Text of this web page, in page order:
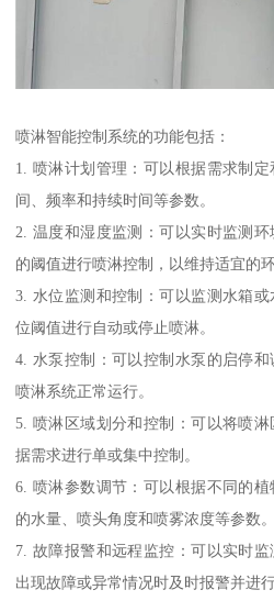
喷淋智能控制系统的功能包括：
1. 喷淋计划管理：可以根据需求制
间、频率和持续时间等参数。
2. 温度和湿度监测：可以实时监测
的阈值进行喷淋控制，以维持适宜的环
3. 水位监测和控制：可以监测水箱
位阈值进行自动或停止喷淋。
4. 水泵控制：可以控制水泵的启停
喷淋系统正常运行。
5. 喷淋区域划分和控制：可以将喷
据需求进行单或集中控制。
6. 喷淋参数调节：可以根据不同的
的水量、喷头角度和喷雾浓度等参数。
7. 故障报警和远程监控：可以实时
出现故障或异常情况时及时报警并进